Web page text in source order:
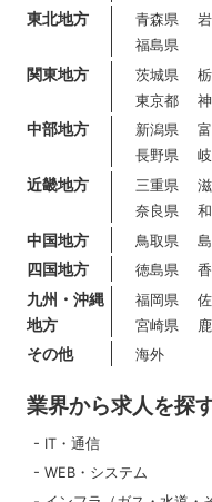
東北地方 青森県
福島県
関東地方 茨城県
東京都
中部地方 新潟県
長野県
近畿地方 三重県
奈良県
中国地方 鳥取県
四国地方 徳島県
九州・沖縄
地方
福岡県
宮崎県
その他 海外
業界から求人を探
IT・通信
WEB・システム